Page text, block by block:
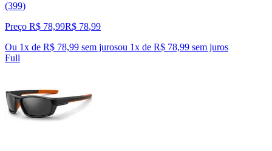
(399)
Preço R$ 78,99R$ 78,99
Ou 1x de R$ 78,99 sem jurosou 1x de R$ 78,99 sem juros
Full